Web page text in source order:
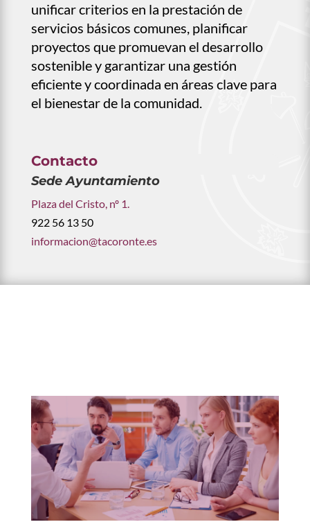
unificar criterios en la prestación de
servicios básicos comunes, planificar
proyectos que promuevan el desarrollo
sostenible y garantizar una gestión
eficiente y coordinada en áreas clave para
el bienestar de la comunidad.
Contacto
Sede Ayuntamiento
Plaza del Cristo, nº 1.
922 56 13 50
informacion@tacoronte.es